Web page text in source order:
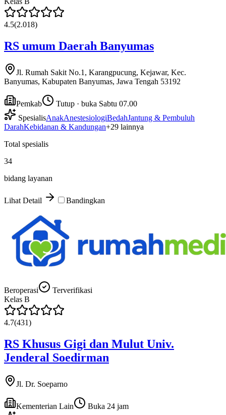
4.5(2.018)
RS umum Daerah Banyumas
Jl. Rumah Sakit No.1, Karangpucung, Kejawar, Kec.
Banyumas, Kabupaten Banyumas, Jawa Tengah 53192
Pemkab
Tutup · buka Sabtu 07.00
SpesialisAnakAnestesiologiBedahJantung & Pembuluh
DarahKebidanan & Kandungan+29 lainnya
Total spesialis
34
bidang layanan
Lihat Detail Bandingkan
Beroperasi
Terverifikasi
Kelas B
4.7(431)
RS Khusus Gigi dan Mulut Univ.
Jenderal Soedirman
Jl. Dr. Soeparno
Kementerian Lain
Buka 24 jam